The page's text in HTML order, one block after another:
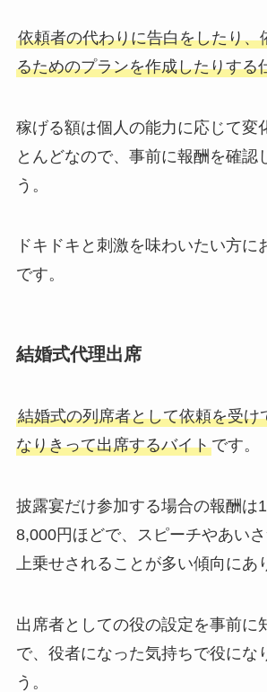
依頼者の代わりに告白をしたり、
るためのプランを作成したりする
稼げる額は個人の能力に応じて変
とんどなので、事前に報酬を確認
う。
ドキドキと刺激を味わいたい方に
です。
結婚式代理出席
結婚式の列席者として依頼を受け
なりきって出席するバイトです。
披露宴だけ参加する場合の報酬は
8,000円ほどで、スピーチやあい
上乗せされることが多い傾向にあ
出席者としての役の設定を事前に
で、役者になった気持ちで役にな
う。